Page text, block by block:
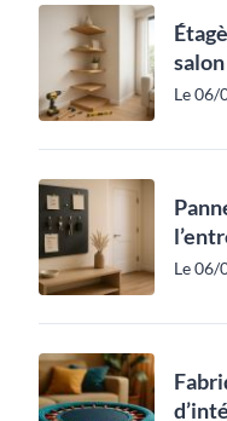
salon
Le 06/
Le 06/